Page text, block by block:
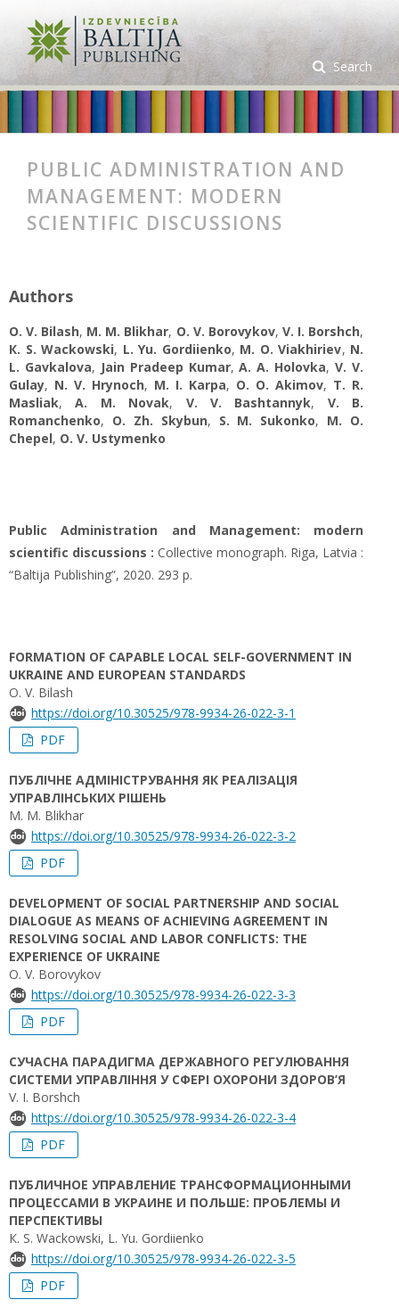
Search
PUBLIC ADMINISTRATION AND
MANAGEMENT: MODERN
SCIENTIFIC DISCUSSIONS
Authors
O. V. Bilash, M. M. Blikhar, O. V. Borovykov, V. I. Borshch,
К. S. Wackowski, L. Yu. Gordiienko, M. O. Viakhiriev, N.
L. Gavkalova, Jain Pradeep Kumar,А. А. Holovka,V. V.
Gulay, N. V. Hrynoch, M. I. Karpa, O. O. Akimov, T. R.
Masliak,A. M. Novak, V. V. Bashtannyk, V. В.
Romanchenko, O. Zh. Skybun, S. М. Sukonko, M. О.
Chepel, O. V. Ustymenko
Public Administration and Management: modern
scientific discussions : Collective monograph. Riga, Latvia :
“Baltija Publishing”, 2020. 293 p.
FORMATION OF CAPABLE LOCAL SELF-GOVERNMENT IN
UKRAINE AND EUROPEAN STANDARDS
O. V. Bilash
https://doi.org/10.30525/978-9934-26-022-3-1
PDF
ПУБЛІЧНЕ АДМІНІСТРУВАННЯ ЯК РЕАЛІЗАЦІЯ
УПРАВЛІНСЬКИХ РІШЕНЬ
M. M. Blikhar
https://doi.org/10.30525/978-9934-26-022-3-2
PDF
DEVELOPMENT OF SOCIAL PARTNERSHIP AND SOCIAL
DIALOGUE AS MEANS OF ACHIEVING AGREEMENT IN
RESOLVING SOCIAL AND LABOR CONFLICTS: THE
EXPERIENCE OF UKRAINE
O. V. Borovykov
https://doi.org/10.30525/978-9934-26-022-3-3
PDF
СУЧАСНА ПАРАДИГМА ДЕРЖАВНОГО РЕГУЛЮВАННЯ
СИСТЕМИ УПРАВЛІННЯ У СФЕРІ ОХОРОНИ ЗДОРОВ’Я
V. I. Borshch
https://doi.org/10.30525/978-9934-26-022-3-4
PDF
ПУБЛИЧНОЕ УПРАВЛЕНИЕ ТРАНСФОРМАЦИОННЫМИ
ПРОЦЕССАМИ В УКРАИНЕ И ПОЛЬШЕ: ПРОБЛЕМЫ И
ПЕРСПЕКТИВЫ
К. S. Wackowski, L. Yu. Gordiienko
https://doi.org/10.30525/978-9934-26-022-3-5
PDF